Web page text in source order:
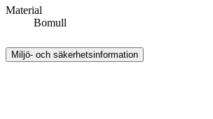
Material
Bomull
Miljö- och säkerhetsinformation